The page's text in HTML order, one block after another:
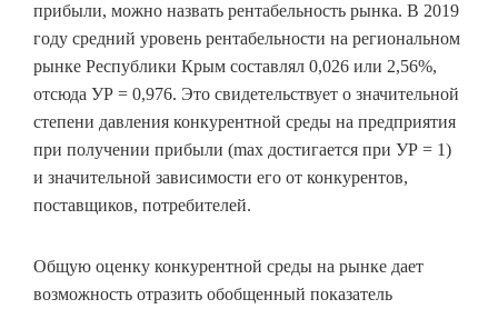
прибыли, можно назвать рентабельность рынка. В 2019
году средний уровень рентабельности на региональном
рынке Республики Крым составлял 0,026 или 2,56%,
отсюда УР = 0,976. Это свидетельствует о значительной
степени давления конкурентной среды на предприятия
при получении прибыли (max достигается при УР = 1)
и значительной зависимости его от конкурентов,
поставщиков, потребителей.
Общую оценку конкурентной среды на рынке дает
возможность отразить обобщенный показатель